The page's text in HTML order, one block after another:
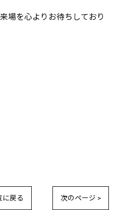
場を心よりお待ちしており
に戻る 次のページ >